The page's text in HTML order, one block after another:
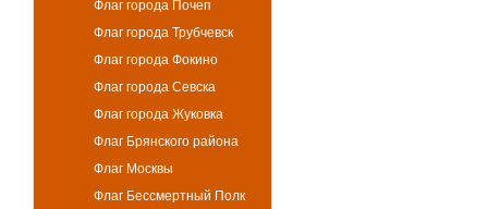
Флаг города Почеп
Флаг города Трубчевск
Флаг города Фокино
Флаг города Севска
Флаг города Жуковка
Флаг Брянского района
Флаг Москвы
Флаг Бессмертный Полк